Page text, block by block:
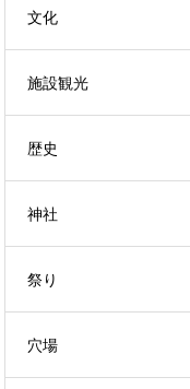
文化
施設観光
歴史
神社
祭り
穴場